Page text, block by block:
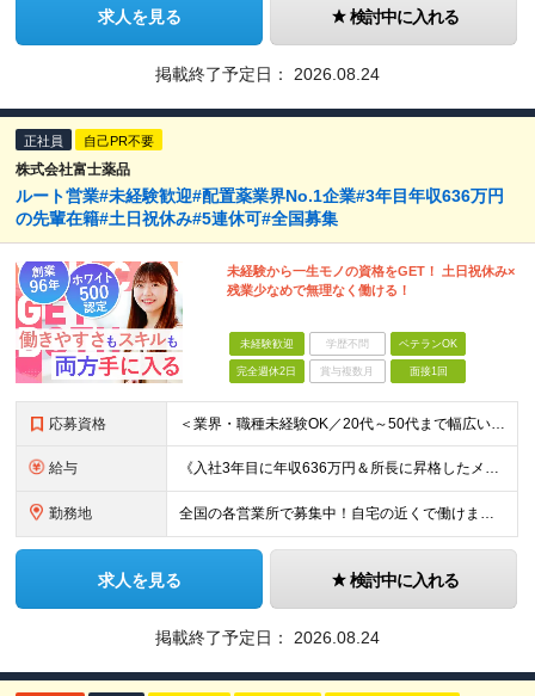
求人を見る 検討中に入れる
掲載終了予定日： 2026.08.24
正社員 自己PR不要
株式会社富士薬品
ルート営業#未経験歓迎#配置薬業界No.1企業#3年目年収636万円
の先輩在籍#土日祝休み#5連休可#全国募集
未経験から一生モノの資格をGET！ 土日祝休み×
残業少なめで無理なく働ける！
未経験歓迎 学歴不問 ベテランOK
完全週休2日 賞与複数月 面接1回
応募資格 ＜業界・職種未経験OK／20代～50代まで幅広い年齢層が活躍中＞ ■普通自動車免許（AT限定可）をお持ちの方 └お客様先へ訪問するため、問題なく運転ができる方を想定しています。 ■高卒以上 ■60歳未
給与 《入社3年目に年収636万円＆所長に昇格したメンバーも！》 ◆月給245,796円～269,205円+営業実績手当+諸手当 ※試用期間3ヶ月(待遇同一) ※固定残業代(22.5時間分/35,796円～
勤務地 全国の各営業所で募集中！自宅の近くで働けます。 ※住所は一部の営業所のみ載せています ★詳細は以下のリンクをご覧ください https://www.fujiyakuhin.co.jp/shop/eig
求人を見る 検討中に入れる
掲載終了予定日： 2026.08.24